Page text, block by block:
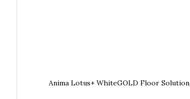
Anima Lotus+ WhiteGOLD Floor Solution